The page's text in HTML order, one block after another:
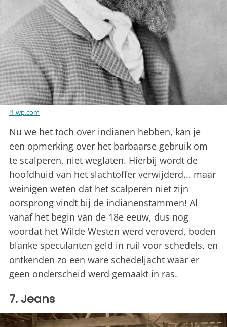
i1.wp.com
Nu we het toch over indianen hebben, kan je
een opmerking over het barbaarse gebruik om
te scalperen, niet weglaten. Hierbij wordt de
hoofdhuid van het slachtoffer verwijderd... maar
weinigen weten dat het scalperen niet zijn
oorsprong vindt bij de indianenstammen! Al
vanaf het begin van de 18e eeuw, dus nog
voordat het Wilde Westen werd veroverd, boden
blanke speculanten geld in ruil voor schedels, en
ontkenden zo een ware schedeljacht waar er
geen onderscheid werd gemaakt in ras.
7. Jeans